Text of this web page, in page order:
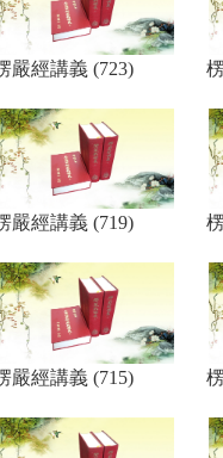
嚴經講義 (723)
嚴經講義 (719)
嚴經講義 (715)